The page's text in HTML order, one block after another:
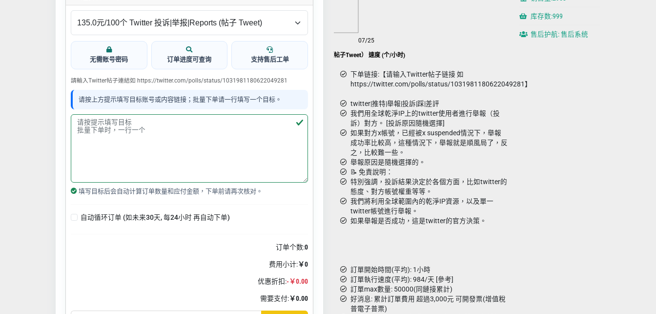
无需账号密码 订单进度可查询 支持售后工单
請輸入Twitter帖子連結如 https://twitter.com/polls/status/1031981180622049281
请按上方提示填写目标账号或内容链接；批量下单请一行填写一个目标。
填写目标后会自动计算订单数量和应付金额，下单前请再次核对。
自动循环订单 (如未来30天, 每24小时 再自动下单)
订单个数:0
费用小计:￥0
优惠折扣:-￥0.00
需要支付:￥0.00
Twitter投訴|舉報|举报（帖子Tweet） 速度 (个/小时)
07/25
08/07
下单链接:【请输入Twitter帖子链接 如
https://twitter.com/polls/status/1031981180622049281】
twitter|推特|舉報|投訴|踩|差評
我們用全球乾淨IP上的twitter使用者進行舉報（投
訴）對方。 [投訴原因隨機選擇]
如果對方x帳號，已經被x suspended情況下，舉報
成功率比較高，這種情況下，舉報就是順風局了，反
之，比較難一些。
舉報原因是隨機選擇的。
📝 免責說明：
特別強調，投訴結果決定於各個方面，比如twitter的
態度、對方帳號權重等等。
我們將利用全球範圍內的乾淨IP資源，以及單一
twitter帳號進行舉報。
如果舉報是否成功，這是twitter的官方決策。
訂單開始時間(平均): 1小時
訂單執行速度(平均): 984/天 [參考]
訂單max數量: 50000(同鏈接累計)
好消息: 累計訂單費用 超過3,000元 可開發票(增值稅
普電子普票)
库存数:999
售后护航: 售后系统